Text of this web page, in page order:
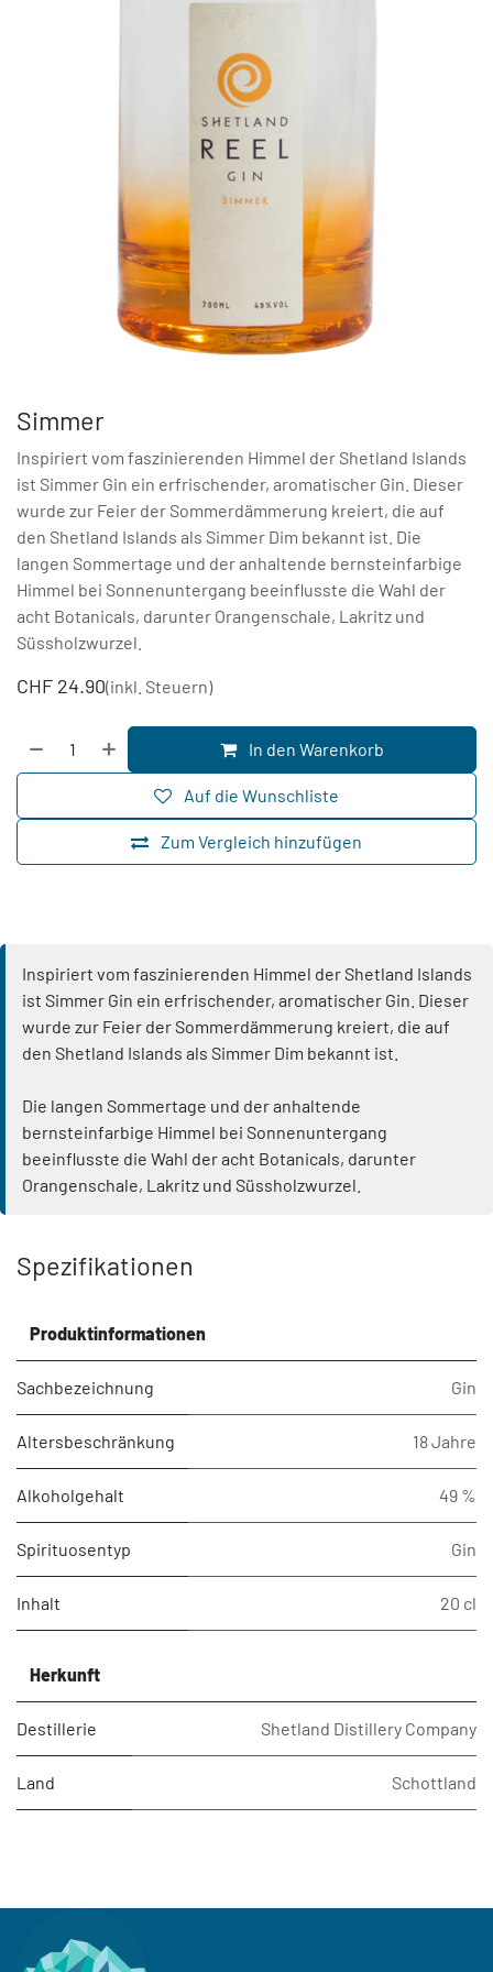
Simmer
Inspiriert vom faszinierenden Himmel der Shetland Islands
ist Simmer Gin ein erfrischender, aromatischer Gin. Dieser
wurde zur Feier der Sommerdämmerung kreiert, die auf
den Shetland Islands als Simmer Dim bekannt ist. Die
langen Sommertage und der anhaltende bernsteinfarbige
Himmel bei Sonnenuntergang beeinflusste die Wahl der
acht Botanicals, darunter Orangenschale, Lakritz und
Süssholzwurzel.
CHF 24.90(inkl. Steuern)
In den Warenkorb
Zum Vergleich hinzufügen
Auf die Wunschliste
Inspiriert vom faszinierenden Himmel der Shetland Islands
ist Simmer Gin ein erfrischender, aromatischer Gin. Dieser
wurde zur Feier der Sommerdämmerung kreiert, die auf
den Shetland Islands als Simmer Dim bekannt ist.
Die langen Sommertage und der anhaltende
bernsteinfarbige Himmel bei Sonnenuntergang
beeinflusste die Wahl der acht Botanicals, darunter
Orangenschale, Lakritz und Süssholzwurzel.
Spezifikationen
Produktinformationen
Sachbezeichnung Gin
Altersbeschränkung 18 Jahre
Alkoholgehalt 49 %
Spirituosentyp Gin
Inhalt 20 cl
Herkunft
Destillerie Shetland Distillery Company
Land Schottland